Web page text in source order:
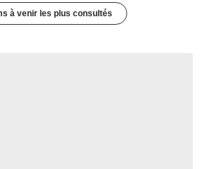
à venir les plus consultés